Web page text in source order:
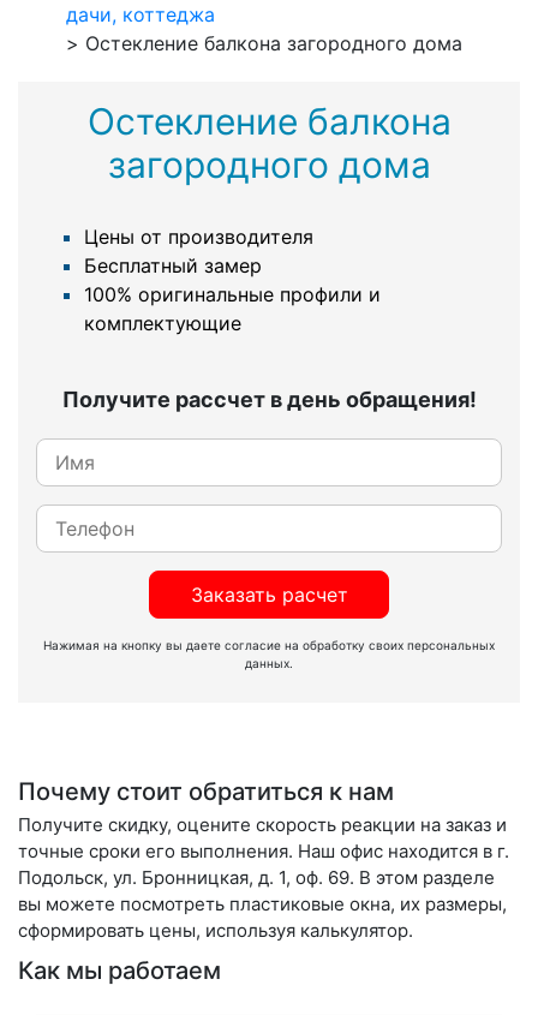
дачи, коттеджа
> Остекление балкона загородного дома
Остекление балкона
загородного дома
Цены от производителя
Бесплатный замер
100% оригинальные профили и
комплектующие
Получите рассчет в день обращения!
Заказать расчет
Нажимая на кнопку вы даете согласие на обработку своих персональных
данных.
Почему стоит обратиться к нам
Получите скидку, оцените скорость реакции на заказ и
точные сроки его выполнения. Наш офис находится в г.
Подольск, ул. Бронницкая, д. 1, оф. 69. В этом разделе
вы можете посмотреть пластиковые окна, их размеры,
сформировать цены, используя калькулятор.
Как мы работаем